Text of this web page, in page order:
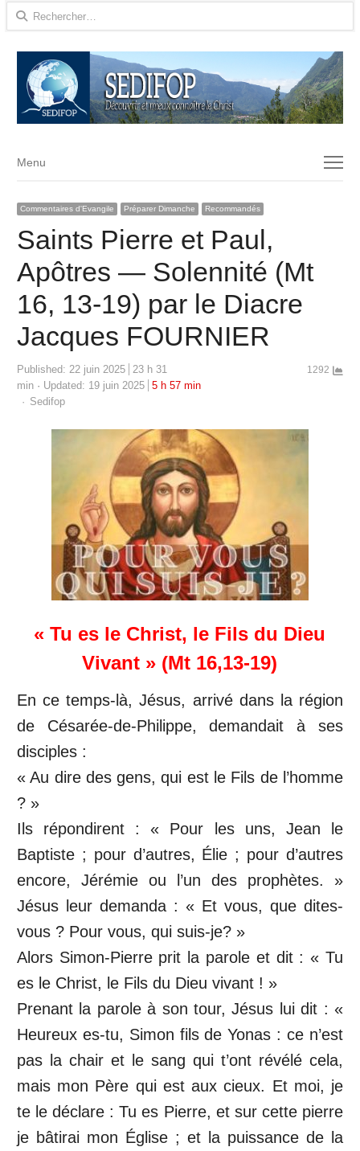
Rechercher :
Menu
Menu
Commentaires d'Evangile Préparer Dimanche Recommandés
Saints Pierre et Paul,
Apôtres — Solennité (Mt
16, 13-19) par le Diacre
Jacques FOURNIER
Published: 22 juin 2025
23 h 31
min
Updated: 19 juin 2025
5 h 57 min
Author
Sedifop
1292
« Tu es le Christ, le Fils du Dieu
Vivant » (Mt 16,13-19)
En ce temps-là, Jésus, arrivé dans la région
de Césarée-de-Philippe, demandait à ses
disciples :
« Au dire des gens, qui est le Fils de l’homme
? »
Ils répondirent : « Pour les uns, Jean le
Baptiste ; pour d’autres, Élie ; pour d’autres
encore, Jérémie ou l’un des prophètes. »
Jésus leur demanda : « Et vous, que dites-
vous ? Pour vous, qui suis-je? »
Alors Simon-Pierre prit la parole et dit : « Tu
es le Christ, le Fils du Dieu vivant ! »
Prenant la parole à son tour, Jésus lui dit : «
Heureux es-tu, Simon fils de Yonas : ce n’est
pas la chair et le sang qui t’ont révélé cela,
mais mon Père qui est aux cieux. Et moi, je
te le déclare : Tu es Pierre, et sur cette pierre
je bâtirai mon Église ; et la puissance de la